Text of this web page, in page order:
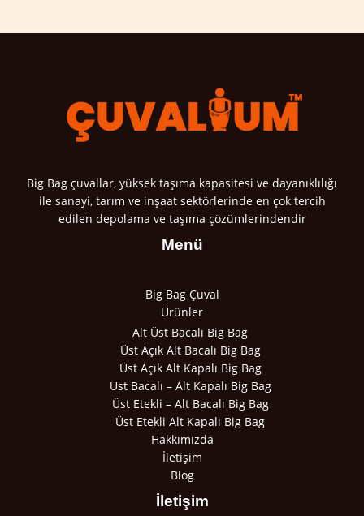
Big Bag çuvallar, yüksek taşıma kapasitesi ve dayanıklılığı
ile sanayi, tarım ve inşaat sektörlerinde en çok tercih
edilen depolama ve taşıma çözümlerindendir
Menü
Big Bag Çuval
Ürünler
Alt Üst Bacalı Big Bag
Üst Açık Alt Bacalı Big Bag
Üst Açık Alt Kapalı Big Bag
Üst Bacalı – Alt Kapalı Big Bag
Üst Etekli – Alt Bacalı Big Bag
Üst Etekli Alt Kapalı Big Bag
Hakkımızda
İletişim
Blog
İletişim